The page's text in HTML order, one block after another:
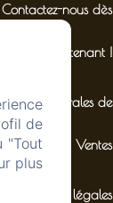
Contactez-nous dès
maintenant !
Générales de
Ventes
Mentions légales
de
"Tout
plus